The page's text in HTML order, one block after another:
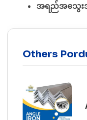
အရည်အသွေ
Others